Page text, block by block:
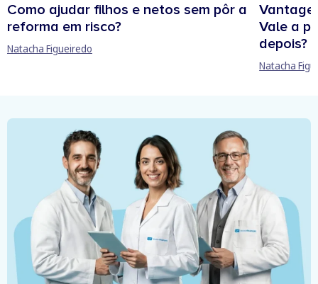
Como ajudar filhos e netos sem pôr a
reforma em risco?
Natacha Figueiredo
Vale a
depois?
Natacha